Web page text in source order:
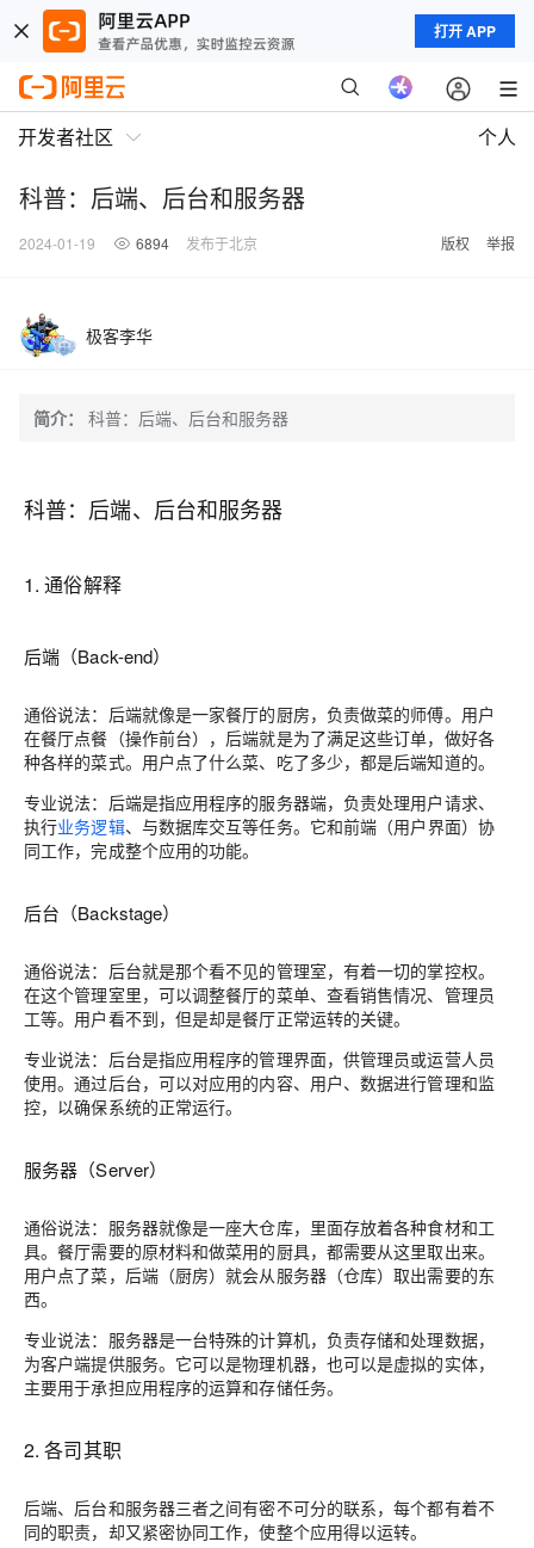
打开 APP
开发者社区 个人
科普：后端、后台和服务器
2024-01-19 6894 发布于北京 版权 举报
极客李华
简介： 科普：后端、后台和服务器
科普：后端、后台和服务器
1. 通俗解释
后端（Back-end）
通俗说法：后端就像是一家餐厅的厨房，负责做菜的师傅。用户
在餐厅点餐（操作前台），后端就是为了满足这些订单，做好各
种各样的菜式。用户点了什么菜、吃了多少，都是后端知道的。
专业说法：后端是指应用程序的服务器端，负责处理用户请求、
执行业务逻辑、与数据库交互等任务。它和前端（用户界面）协
同工作，完成整个应用的功能。
后台（Backstage）
通俗说法：后台就是那个看不见的管理室，有着一切的掌控权。
在这个管理室里，可以调整餐厅的菜单、查看销售情况、管理员
工等。用户看不到，但是却是餐厅正常运转的关键。
专业说法：后台是指应用程序的管理界面，供管理员或运营人员
使用。通过后台，可以对应用的内容、用户、数据进行管理和监
控，以确保系统的正常运行。
服务器（Server）
通俗说法：服务器就像是一座大仓库，里面存放着各种食材和工
具。餐厅需要的原材料和做菜用的厨具，都需要从这里取出来。
用户点了菜，后端（厨房）就会从服务器（仓库）取出需要的东
西。
专业说法：服务器是一台特殊的计算机，负责存储和处理数据，
为客户端提供服务。它可以是物理机器，也可以是虚拟的实体，
主要用于承担应用程序的运算和存储任务。
2. 各司其职
后端、后台和服务器三者之间有密不可分的联系，每个都有着不
同的职责，却又紧密协同工作，使整个应用得以运转。